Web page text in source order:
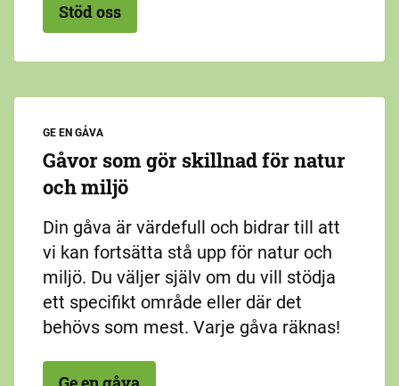
Stöd oss
GE EN GÅVA
Gåvor som gör skillnad för natur
och miljö
Din gåva är värdefull och bidrar till att
vi kan fortsätta stå upp för natur och
miljö. Du väljer själv om du vill stödja
ett specifikt område eller där det
behövs som mest. Varje gåva räknas!